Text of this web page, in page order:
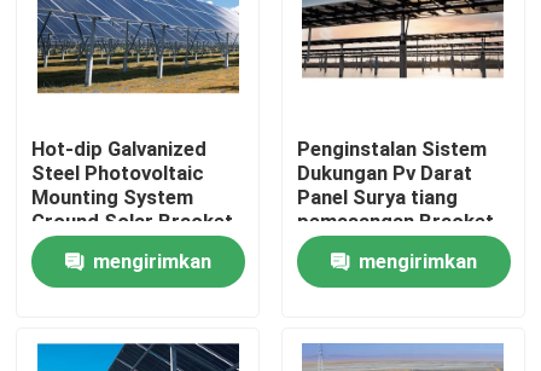
Hot-dip Galvanized
Steel Photovoltaic
Mounting System
Ground Solar Bracket
System (Sistem
pemasangan
fotovoltaik baja
mengirimkan
Penginstalan Sistem
Dukungan Pv Darat
Panel Surya tiang
pemasangan Bracket
fotovoltaik
mengirimkan